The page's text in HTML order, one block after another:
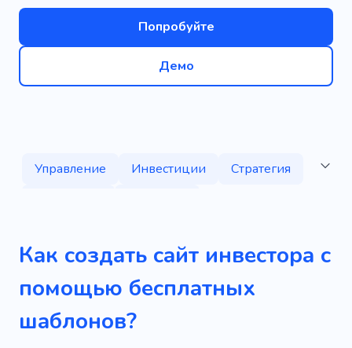
Попробуйте
Демо
Управление Инвестиции
Стратегия
Консалтинг
Поддержка бизнеса
Рост
Запуск
Успех
Вебразработка
Предпринимательство
Как создать сайт инвестора с
помощью бесплатных
шаблонов?